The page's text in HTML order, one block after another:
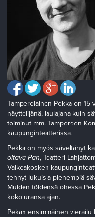
Tamperelainen Pekka on
näyttelijänä, laulajana kuin
toiminut mm. Tampereen
kaupunginteatterissa.
Pekka on myös säveltänyt
oltava Pan, Teatteri
Valkeakosken
tehnyt lukuisia pienempiä
Muiden töidensä ohessa
koko uransa ajan.
Pekan ensimmäinen vierailu